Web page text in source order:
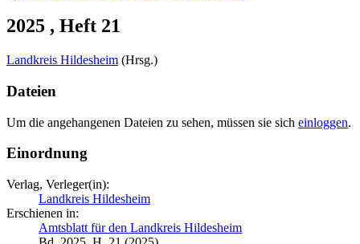
2025 , Heft 21
Landkreis Hildesheim (Hrsg.)
Dateien
Um die angehangenen Dateien zu sehen, müssen sie sich einloggen.
Einordnung
Verlag, Verleger(in):
Landkreis Hildesheim
Erschienen in:
Amtsblatt für den Landkreis Hildesheim